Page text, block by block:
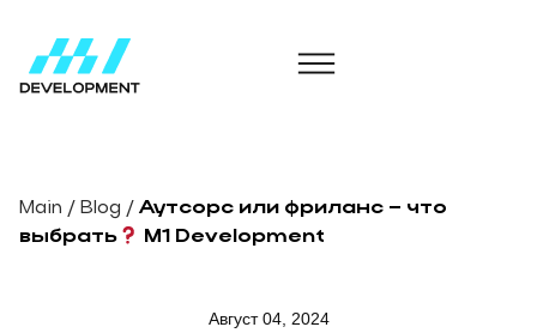
Main / Blog / Аутсорс или фриланс – что
выбрать
M1 Development
Август 04, 2024